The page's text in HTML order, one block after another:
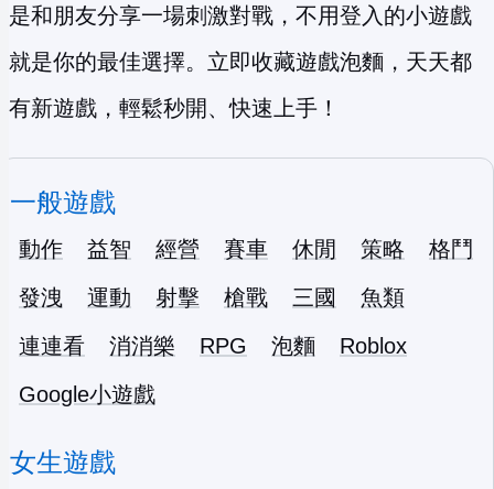
是和朋友分享一場刺激對戰，不用登入的小遊戲
就是你的最佳選擇。立即收藏遊戲泡麵，天天都
有新遊戲，輕鬆秒開、快速上手！
一般遊戲
動作 益智 經營 賽車 休閒 策略
格鬥
發洩
運動 射擊 槍戰 三國
魚類
連連看
消消樂 RPG 泡麵
Roblox
Google小遊戲
女生遊戲